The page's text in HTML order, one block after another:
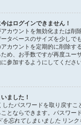
はログインできません！
カウントを無効化または削
タベースのサイズを少しで
カウントを定期的に削除す
め、お手数ですが再度ユー
参加するようにしてください
ました！
たパスワードを取り戻すこ
とならできます。パスワー
を忘れてしまいました リン